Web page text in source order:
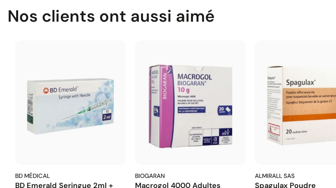
Nos clients ont aussi aimé
BD MÉDICAL
BD Emerald Seringue 2ml +
BIOGARAN
Macrogol 4000 Adultes
ALMIRALL SAS
Spagulax Poudre